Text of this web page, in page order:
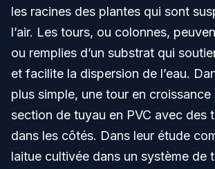
les racines des plantes qui sont
l’air. Les tours, ou colonnes,
ou remplies d’un substrat qui
et facilite la dispersion de l’eau.
plus simple, une tour en
section de tuyau en PVC avec des
dans les côtés. Dans leur étude
laitue cultivée dans un système de